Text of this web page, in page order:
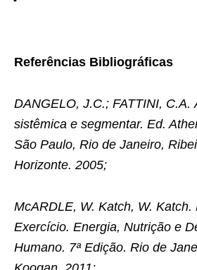
Referências Bibliográficas
DANGELO, J.C.; FATTINI, C.A.
sistêmica e segmentar. Ed.
São Paulo, Rio de Janeiro,
Horizonte. 2005;
McARDLE, W. Katch, W. Katch.
Exercício. Energia, Nutrição e
Humano. 7ª Edição. Rio de